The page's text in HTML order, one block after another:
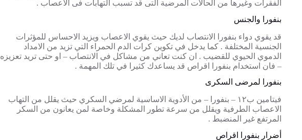
الفقرات وغيرها من الحالات المرضية التى قد تسبب التهابات فى الأعصاب .
بنفورا والجنس
قد يقوي دواء بنفورا الانتصاب لديك حيث يقوي الاعصاب ويزيد الاحساس للمؤثرات
الجنسية المختلفة . كما يدخل في تكوين كرات الدم الحمراء التي تزيد من الامداد
الدموي الحيوي للقضيب . ان كنت تعاني من مشاكل في الانتصاب – او حتى تريد تعزيزه
– فان استخدام بنفورا اقراص قد يساعدك كثيرا في تلك المهمة .
بنفورا لمرضى السكرى
فيتامين ب١٢ – بنفورا – من الأدوية الاساسية لمرضي السكري حيث يقلل من التهاب
الاعصاب الطرفية ويقلل من سرعة تطور المشكلة وخاصة لمن يعانون من السكر
المرتفع غير المنضبط .
أضرار بنفورا اقراص